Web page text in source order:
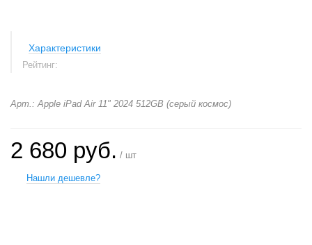
Характеристики
Рейтинг:
Арт.: Apple iPad Air 11" 2024 512GB (серый космос)
2 680 руб. / шт
Нашли дешевле?